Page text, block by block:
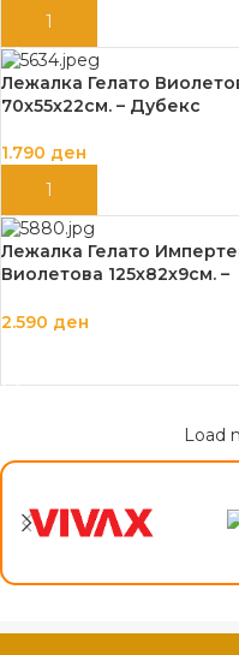
ДОДАЈ ВО КОШНИЦА
Лежалка Гелато
70х55х22см. – Дубекс
1.790 ден
ДОДАЈ ВО КОШНИЦА
Лежалка Гелато
Виолетова 125х82х9см. –
2.590 ден
Load